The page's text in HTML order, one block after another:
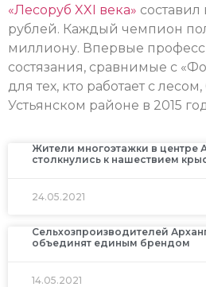
«Лесоруб XXI века» составил
рублей. Каждый чемпион
миллиону. Впервые
состязания, сравнимые с
для тех, кто работает с
Устьянском районе в 2015
Жители многоэтажки в центре
столкнулись к нашествием
24.05.2021
Сельхозпроизводителей
объединят единым брендом
14.05.2021